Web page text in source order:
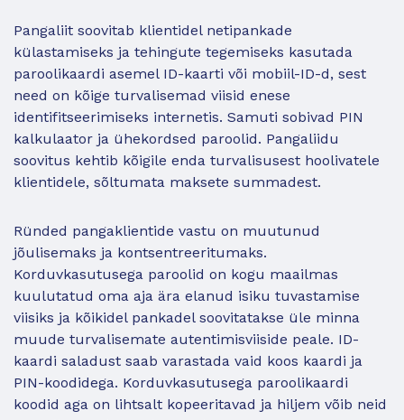
Pangaliit soovitab klientidel netipankade
külastamiseks ja tehingute tegemiseks kasutada
paroolikaardi asemel ID-kaarti või mobiil-ID-d, sest
need on kõige turvalisemad viisid enese
identifitseerimiseks internetis. Samuti sobivad PIN
kalkulaator ja ühekordsed paroolid. Pangaliidu
soovitus kehtib kõigile enda turvalisusest hoolivatele
klientidele, sõltumata maksete summadest.
Ründed pangaklientide vastu on muutunud
jõulisemaks ja kontsentreeritumaks.
Korduvkasutusega paroolid on kogu maailmas
kuulutatud oma aja ära elanud isiku tuvastamise
viisiks ja kõikidel pankadel soovitatakse üle minna
muude turvalisemate autentimisviiside peale. ID-
kaardi saladust saab varastada vaid koos kaardi ja
PIN-koodidega. Korduvkasutusega paroolikaardi
koodid aga on lihtsalt kopeeritavad ja hiljem võib neid